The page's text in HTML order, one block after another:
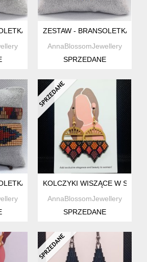
DAMSKA Z KORALIKÓW W STYLU
ZESTAW - BRANSOLETKA
AnnaBlossomJewellery
SPRZEDANE
DAMSKA Z KORALIKÓW W STYLU
KOLCZYKI WISZĄCE W
AnnaBlossomJewellery
SPRZEDANE